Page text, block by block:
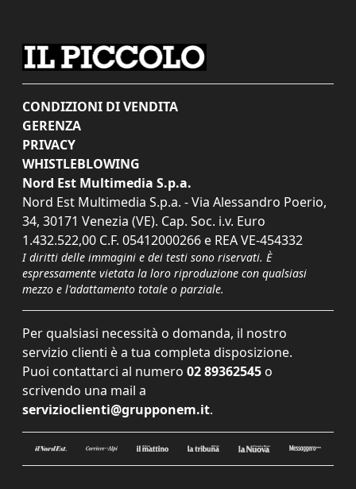
CONDIZIONI DI VENDITA
GERENZA
PRIVACY
WHISTLEBLOWING
Nord Est Multimedia S.p.a.
Nord Est Multimedia S.p.a. - Via Alessandro Poerio,
34, 30171 Venezia (VE). Cap. Soc. i.v. Euro
1.432.522,00 C.F. 05412000266 e REA VE-454332
I diritti delle immagini e dei testi sono riservati. È
espressamente vietata la loro riproduzione con qualsiasi
mezzo e l'adattamento totale o parziale.
Per qualsiasi necessità o domanda, il nostro
servizio clienti è a tua completa disposizione.
Puoi contattarci al numero 02 89362545 o
scrivendo una mail a
servizioclienti@grupponem.it.